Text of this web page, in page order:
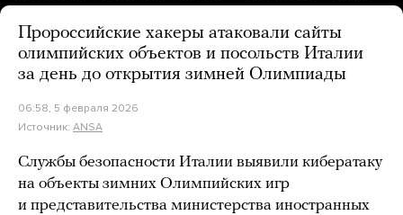
Пророссийские хакеры атаковали сайты
олимпийских объектов и посольств Италии
за день до открытия зимней Олимпиады
06:58, 5 февраля 2026
Источник: ANSA
Службы безопасности Италии выявили кибератаку
на объекты зимних Олимпийских игр
и представительства министерства иностранных